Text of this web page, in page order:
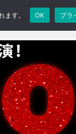
す。 OK プラ